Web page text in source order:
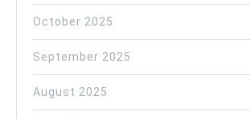
October 2025
September 2025
August 2025